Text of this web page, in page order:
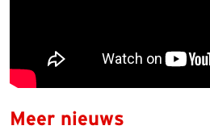
Meer nieuws